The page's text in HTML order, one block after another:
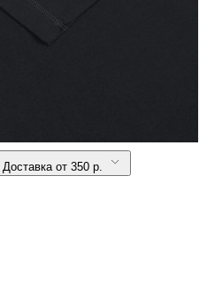
Доставка от 350 р.